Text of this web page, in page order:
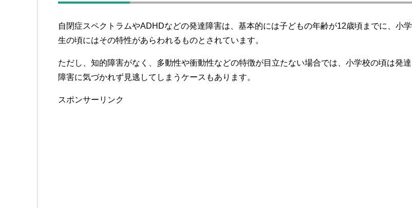
自閉症スペクトラムやADHDなどの発達障害は、基本的には子どもの年齢が12歳頃までに、小学
生の頃にはその特性があらわれるものとされています。
ただし、知的障害がなく、多動性や衝動性などの特徴が目立たない場合では、小学校の頃は発達
障害に気づかれず見逃してしまうケースもあります。
スポンサーリンク